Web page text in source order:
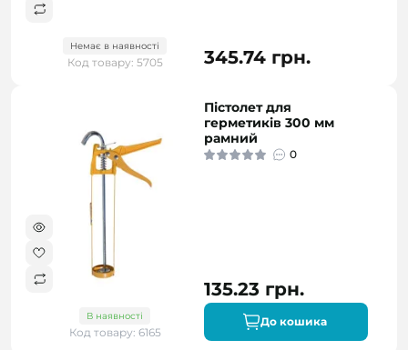
Немає в наявності
Код товару: 5705 345.74 грн.
В наявності
Код товару: 6165
Пістолет для
герметиків 300 мм
рамний
0
135.23 грн.
До кошика